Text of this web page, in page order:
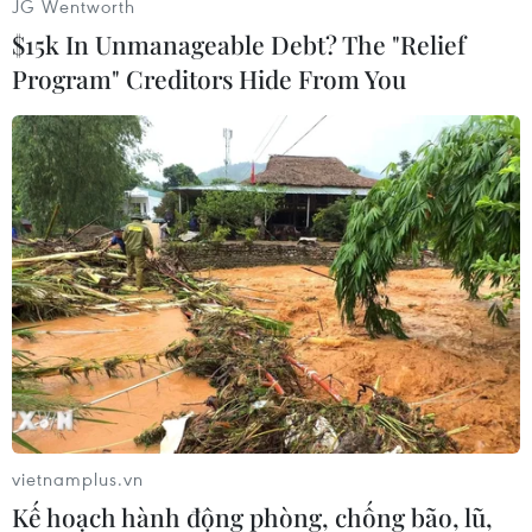
phường giai đoạn 2018-2020.
Bộ đã giao Cục Công nghệ thông tin đầu mối xây
dựng phần mềm hồ sơ sức khỏe điện tử theo lộ
trình từ tháng Bảy tới sẽ triển khai trên toàn
quốc.
Đây được xem là nền tảng hạ tầng cơ bản, nếu
làm tốt thì sẽ quản lý được rất nhiều vấn đề liên
quan đến hoạt động chăm sóc sức khỏe người
dân.
[Cuối năm 2019, người dân sẽ có hồ sơ sức
khỏe điện tử cá nhân]
Đại diện Cục Công nghệ thông tin (Bộ Y tế) cho
biết, đơn vị này chính thức khởi động việc xây
JG Wentworth
$15k In Unmanageable Debt? The "Relief
Program" Creditors Hide From You
vietnamplus.vn
Kế hoạch hành động phòng, chống bão, lũ,